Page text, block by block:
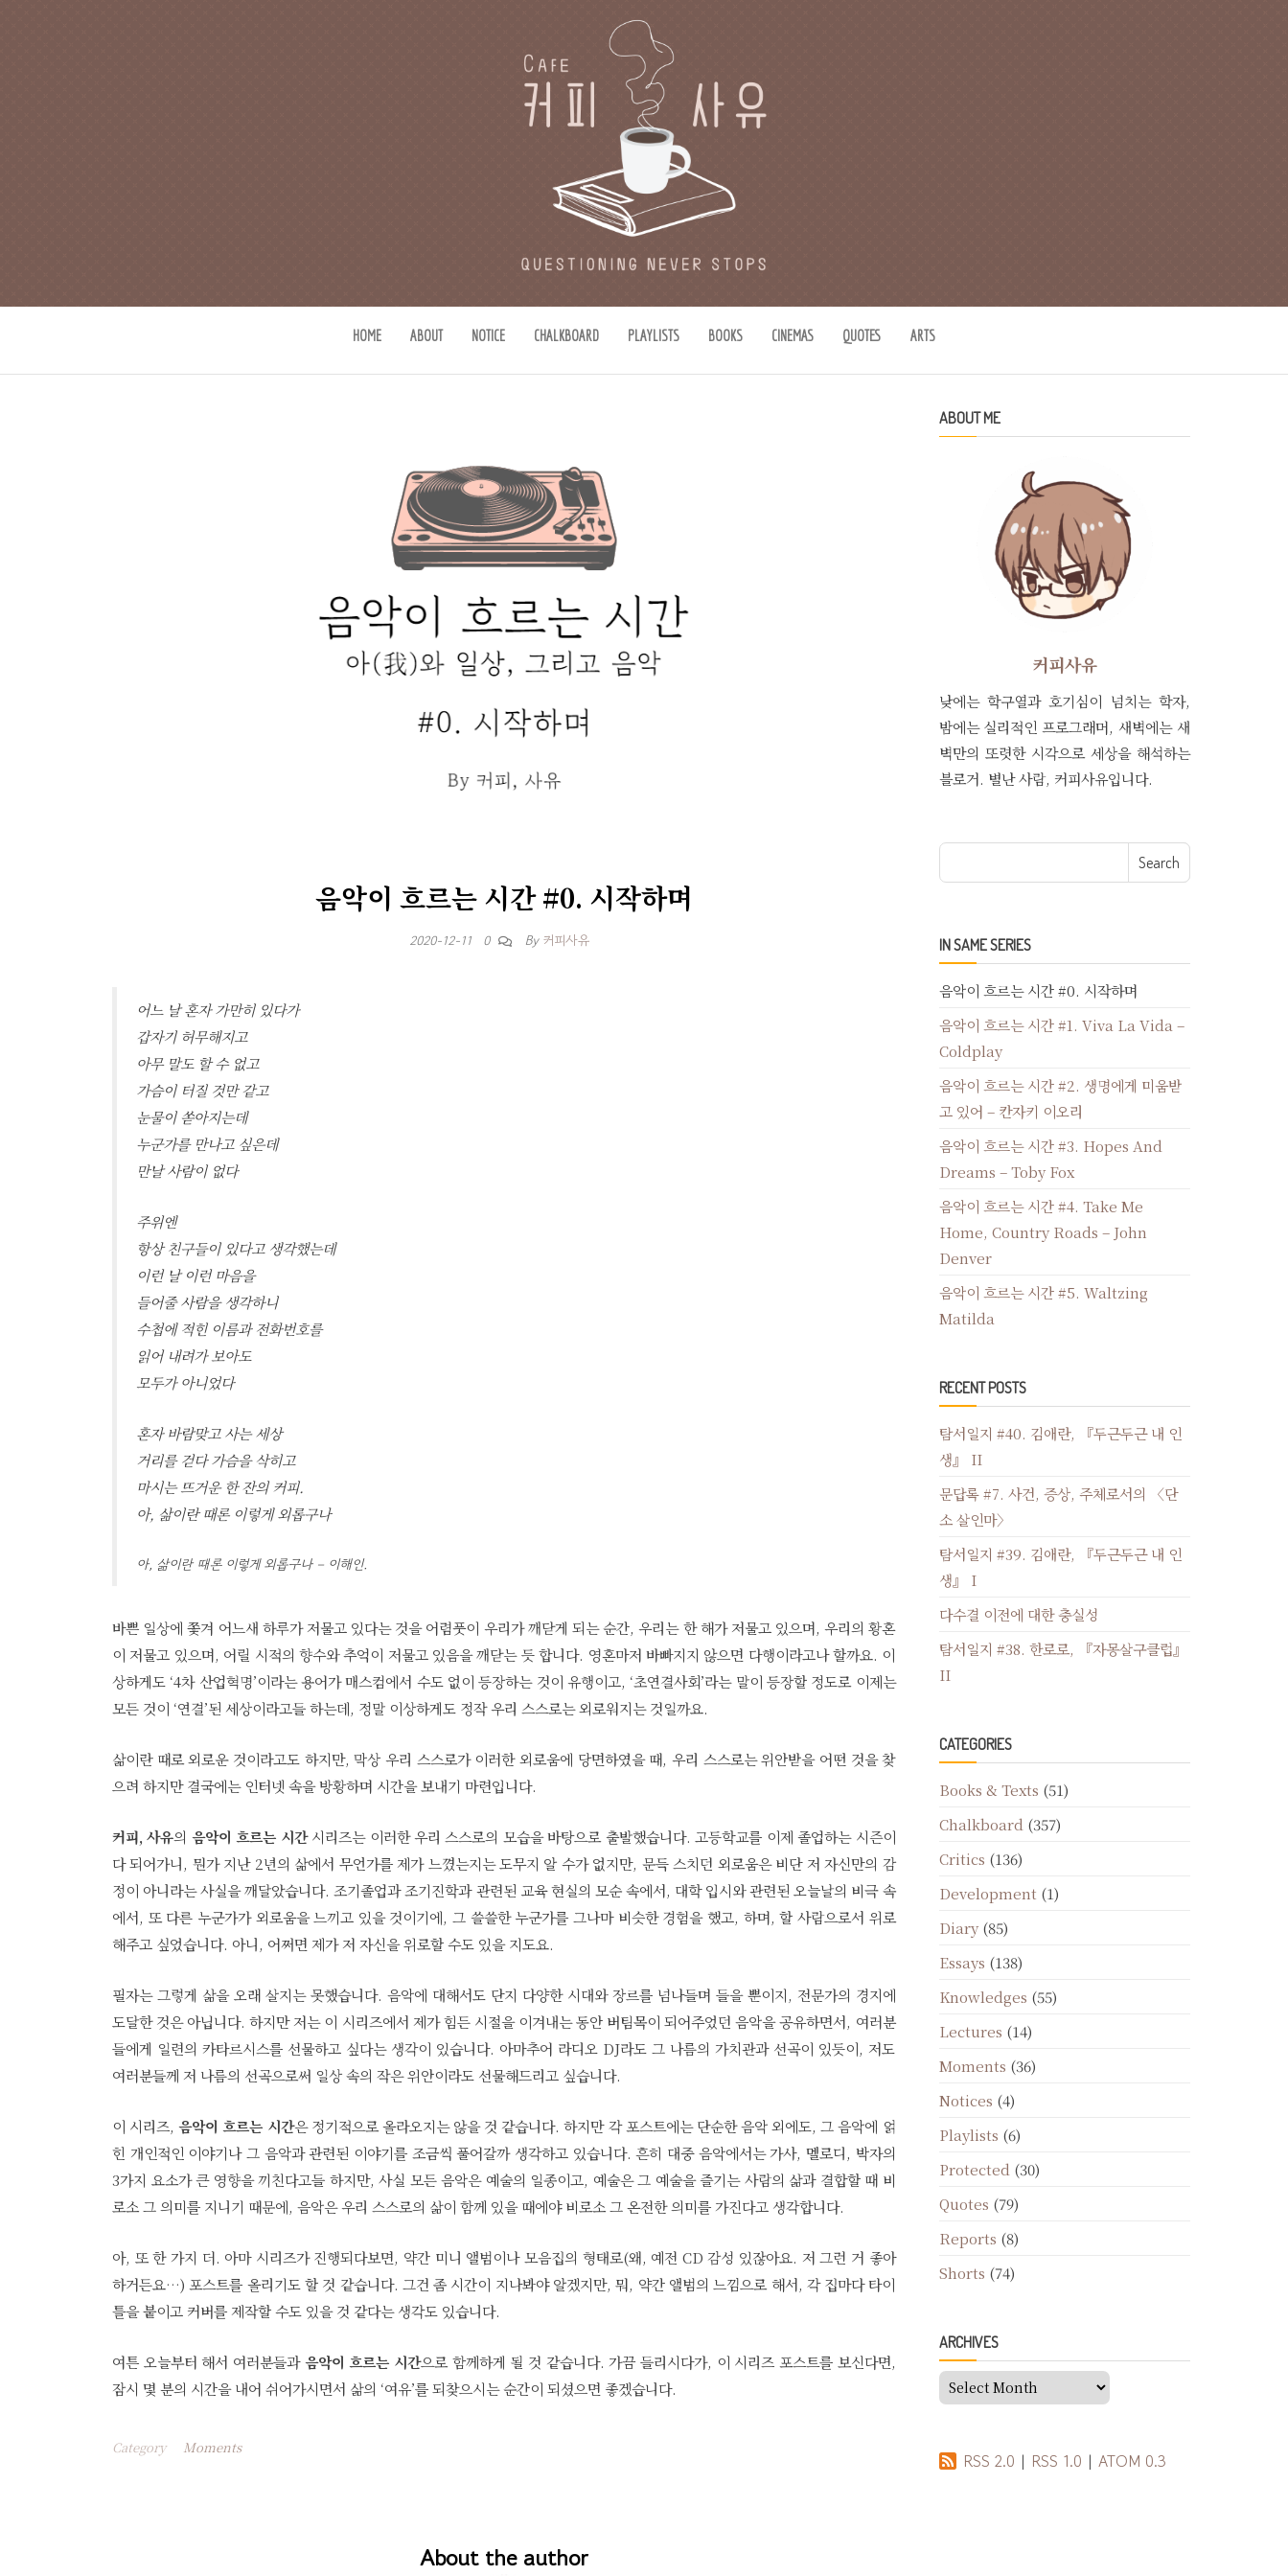
카페지기 커피사유의 커피와 사유(思惟)가 있는 공간.
HOME ABOUT NOTICE CHALKBOARD PLAYLISTS BOOKS CINEMAS QUOTES ARTS
음악이 흐르는 시간 #0. 시작하며
2020-12-11 0 By 커피사유
어느 날 혼자 가만히 있다가
갑자기 허무해지고
아무 말도 할 수 없고
가슴이 터질 것만 같고
눈물이 쏟아지는데
누군가를 만나고 싶은데
만날 사람이 없다
주위엔
항상 친구들이 있다고 생각했는데
이런 날 이런 마음을
들어줄 사람을 생각하니
수첩에 적힌 이름과 전화번호를
읽어 내려가 보아도
모두가 아니었다
혼자 바람맞고 사는 세상
거리를 걷다 가슴을 삭히고
마시는 뜨거운 한 잔의 커피.
아, 삶이란 때론 이렇게 외롭구나
아, 삶이란 때론 이렇게 외롭구나 – 이해인.
바쁜 일상에 쫓겨 어느새 하루가 저물고 있다는 것을 어렴풋이 우리가 깨닫게 되는 순간, 우리는 한 해가 저물고 있으며, 우리의 황혼
이 저물고 있으며, 어릴 시적의 향수와 추억이 저물고 있음을 깨닫는 듯 합니다. 영혼마저 바빠지지 않으면 다행이라고나 할까요. 이
상하게도 ‘4차 산업혁명’이라는 용어가 매스컴에서 수도 없이 등장하는 것이 유행이고, ‘초연결사회’라는 말이 등장할 정도로 이제는
모든 것이 ‘연결’된 세상이라고들 하는데, 정말 이상하게도 정작 우리 스스로는 외로워지는 것일까요.
삶이란 때로 외로운 것이라고도 하지만, 막상 우리 스스로가 이러한 외로움에 당면하였을 때, 우리 스스로는 위안받을 어떤 것을 찾
으려 하지만 결국에는 인터넷 속을 방황하며 시간을 보내기 마련입니다.
커피, 사유의 음악이 흐르는 시간시리즈는 이러한 우리 스스로의 모습을 바탕으로 출발했습니다. 고등학교를 이제 졸업하는 시즌이
다 되어가니, 뭔가 지난 2년의 삶에서 무언가를 제가 느꼈는지는 도무지 알 수가 없지만, 문득 스치던 외로움은 비단 저 자신만의 감
정이 아니라는 사실을 깨달았습니다. 조기졸업과 조기진학과 관련된 교육 현실의 모순 속에서, 대학 입시와 관련된 오늘날의 비극 속
에서, 또 다른 누군가가 외로움을 느끼고 있을 것이기에, 그 쓸쓸한 누군가를 그나마 비슷한 경험을 했고, 하며, 할 사람으로서 위로
해주고 싶었습니다. 아니, 어쩌면 제가 저 자신을 위로할 수도 있을 지도요.
필자는 그렇게 삶을 오래 살지는 못했습니다. 음악에 대해서도 단지 다양한 시대와 장르를 넘나들며 들을 뿐이지, 전문가의 경지에
도달한 것은 아닙니다. 하지만 저는 이 시리즈에서 제가 힘든 시절을 이겨내는 동안 버팀목이 되어주었던 음악을 공유하면서, 여러분
들에게 일련의 카타르시스를 선물하고 싶다는 생각이 있습니다. 아마추어 라디오 DJ라도 그 나름의 가치관과 선곡이 있듯이, 저도
여러분들께 저 나름의 선곡으로써 일상 속의 작은 위안이라도 선물해드리고 싶습니다.
이 시리즈,음악이 흐르는 시간은 정기적으로 올라오지는 않을 것 같습니다. 하지만 각 포스트에는 단순한 음악 외에도, 그 음악에 얽
힌 개인적인 이야기나 그 음악과 관련된 이야기를 조금씩 풀어갈까 생각하고 있습니다. 흔히 대중 음악에서는 가사, 멜로디, 박자의
3가지 요소가 큰 영향을 끼친다고들 하지만, 사실 모든 음악은 예술의 일종이고, 예술은 그 예술을 즐기는 사람의 삶과 결합할 때 비
로소 그 의미를 지니기 때문에, 음악은 우리 스스로의 삶이 함께 있을 때에야 비로소 그 온전한 의미를 가진다고 생각합니다.
아, 또 한 가지 더. 아마 시리즈가 진행되다보면, 약간 미니 앨범이나 모음집의 형태로(왜, 예전 CD 감성 있잖아요. 저 그런 거 좋아
하거든요…) 포스트를 올리기도 할 것 같습니다. 그건 좀 시간이 지나봐야 알겠지만, 뭐, 약간 앨범의 느낌으로 해서, 각 집마다 타이
틀을 붙이고 커버를 제작할 수도 있을 것 같다는 생각도 있습니다.
여튼 오늘부터 해서 여러분들과음악이 흐르는 시간으로 함께하게 될 것 같습니다. 가끔 들리시다가, 이 시리즈 포스트를 보신다면,
잠시 몇 분의 시간을 내어 쉬어가시면서 삶의 ‘여유’를 되찾으시는 순간이 되셨으면 좋겠습니다.
Category Moments
About the author
ABOUT ME
커피사유
낮에는 학구열과 호기심이 넘치는 학자,
밤에는 실리적인 프로그래머, 새벽에는 새
벽만의 또렷한 시각으로 세상을 해석하는
블로거. 별난 사람, 커피사유입니다.
IN SAME SERIES
음악이 흐르는 시간 #0. 시작하며
음악이 흐르는 시간 #1. Viva La Vida –
Coldplay
음악이 흐르는 시간 #2. 생명에게 미움받
고 있어 – 칸자키 이오리
음악이 흐르는 시간 #3. Hopes And
Dreams – Toby Fox
음악이 흐르는 시간 #4. Take Me
Home, Country Roads – John
Denver
음악이 흐르는 시간 #5. Waltzing
Matilda
RECENT POSTS
탐서일지 #40. 김애란, 『두근두근 내 인
생』 II
문답록 #7. 사건, 증상, 주체로서의 〈단
소 살인마〉
탐서일지 #39. 김애란, 『두근두근 내 인
생』 I
다수결 이전에 대한 충실성
탐서일지 #38. 한로로, 『자몽살구클럽』
II
CATEGORIES
Books & Texts (51)
Chalkboard (357)
Critics (136)
Development (1)
Diary(85)
Essays (138)
Knowledges (55)
Lectures (14)
Moments (36)
Notices (4)
Playlists (6)
Protected (30)
Quotes (79)
Reports (8)
Shorts (74)
ARCHIVES
Archives
RSS 2.0 | RSS 1.0 | ATOM 0.3